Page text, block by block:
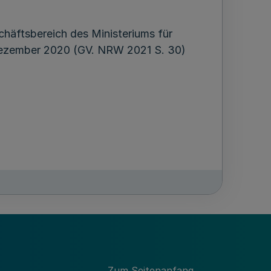
des Ministeriums für
2020 (GV. NRW 2021 S. 30)